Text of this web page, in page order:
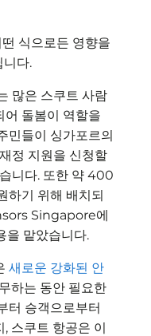
식으로든 영향을
다.
많은 스쿠트 사람
어 돌봄이 역할을
민들이 싱가포르의
정 지원을 신청할
니다. 또한 약 400
하기 위해 배치되
Singapore에
을 맡았습니다.
새로운 강화된 안
하는 동안 필요한
터 승객으로부터
스쿠트 항공은 이